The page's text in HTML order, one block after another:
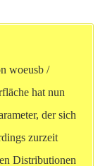
woeusb /
hat nun
der sich
zurzeit
Distributionen